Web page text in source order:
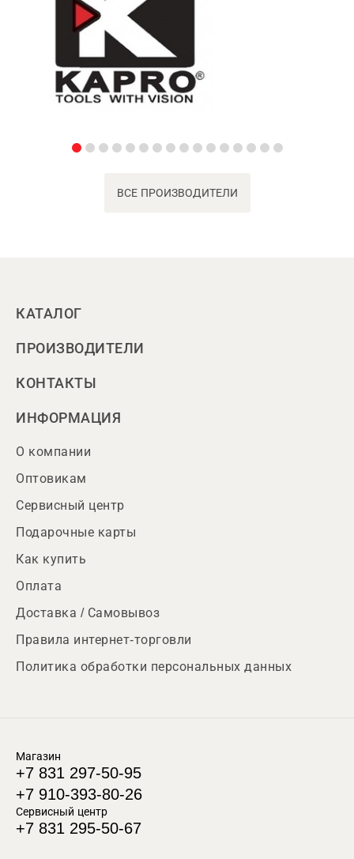
ВСЕ ПРОИЗВОДИТЕЛИ
КАТАЛОГ
ПРОИЗВОДИТЕЛИ
КОНТАКТЫ
ИНФОРМАЦИЯ
О компании
Оптовикам
Сервисный центр
Подарочные карты
Как купить
Оплата
Доставка / Самовывоз
Правила интернет-торговли
Политика обработки персональных данных
Магазин
+7 831 297-50-95
+7 910-393-80-26
Сервисный центр
+7 831 295-50-67